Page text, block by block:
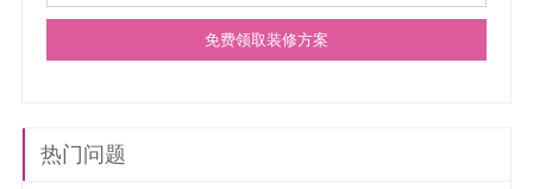
免费领取装修方案
热门问题